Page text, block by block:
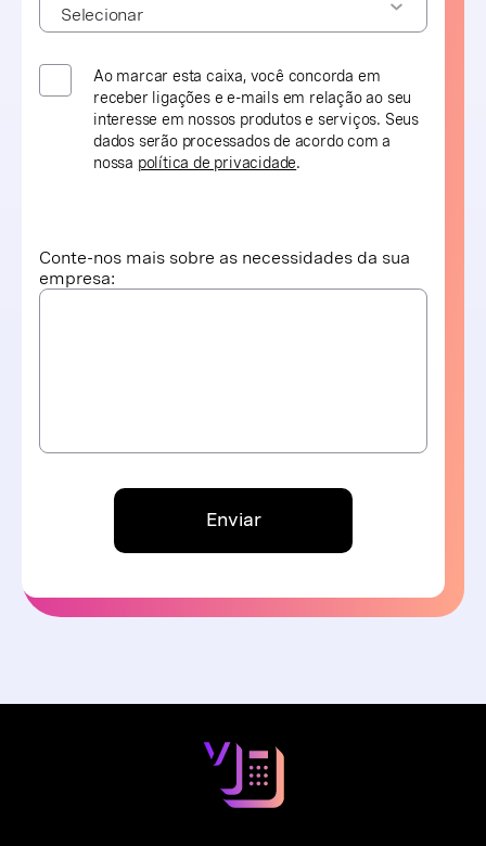
Ao marcar esta caixa, você concorda em
receber ligações e e-mails em relação ao seu
interesse em nossos produtos e serviços. Seus
dados serão processados de acordo com a
nossa política de privacidade.
Conte-nos mais sobre as necessidades da sua
empresa:
Enviar